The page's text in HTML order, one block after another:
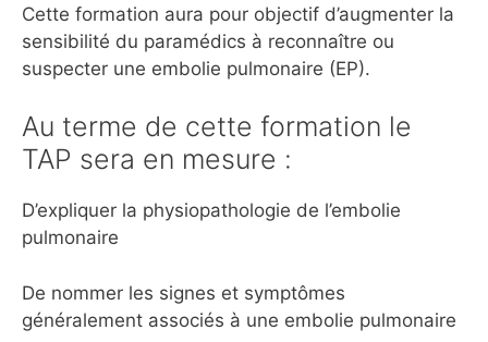
Cette formation aura pour objectif d’augmenter la
sensibilité du paramédics à reconnaître ou
suspecter une embolie pulmonaire (EP).
Au terme de cette formation le
TAP sera en mesure :
D’expliquer la physiopathologie de l’embolie
pulmonaire
De nommer les signes et symptômes
généralement associés à une embolie pulmonaire